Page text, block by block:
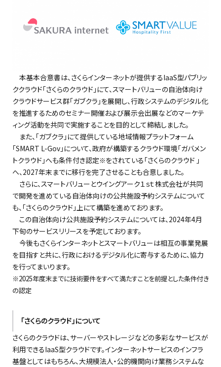
本基本合意書は、さくらインターネットが提供するIaaS型パブリッ
ククラウド「さくらのクラウド」にて、スマートバリューの自治体向け
クラウドサービス群「ガブクラ」を展開し、行政システムのデジタル化
を推進するためのセミナー開催および展示会出展などのマーケテ
ィング活動を共同で実施することを目的として締結しました。
また、「ガブクラ」にて提供している地域情報プラットフォーム
「SMART L-Gov」について、政府が構築するクラウド環境「ガバメン
トクラウド」へも条件付き認定※をされている「さくらのクラウド 」
へ、2027年末までに移行を完了させることも合意しました。
さらに、スマートバリューとウイングアーク１ｓｔ株式会社が共同
で開発を進めている自治体向けの公共施設予約システムについて
も、「さくらのクラウド」上にて構築を進めております。
この自治体向け公共施設予約システムについては、2024年4月
下旬のサービスリリースを予定しております。
今後もさくらインターネットとスマートバリューは相互の事業発展
を目指すと共に、行政におけるデジタル化に寄与するために、協力
を行ってまいります。
※2025年度末までに技術要件をすべて満たすことを前提とした条件付き
の認定
「さくらのクラウド」について
さくらのクラウドは、サーバーやストレージなどの多彩なサービスが
利用できるIaaS型クラウドです。インターネットサービスのインフラ
基盤としてはもちろん、大規模法人・公的機関向け業務システムな